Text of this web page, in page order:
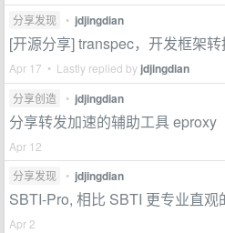
分享发现 • jdjingdian
[开源分享] transpec，开发框架
Apr 17 • Lastly replied by jdjingdian
分享创造 • jdjingdian
分享转发加速的辅助工具 eproxy
Apr 12
分享发现
• jdjingdian
SBTI-Pro, 相比 SBTI 更专业直观
Apr 2